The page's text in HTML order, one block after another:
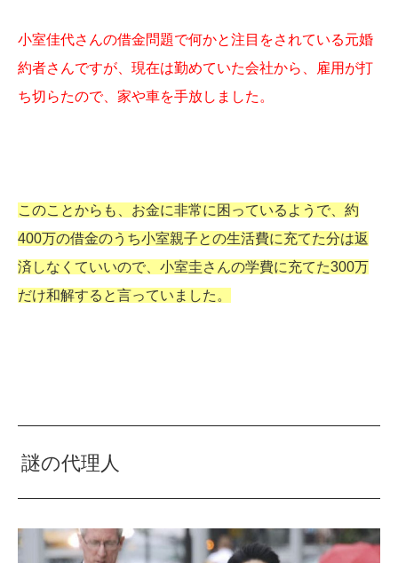
小室佳代さんの借金問題で何かと注目をされている元婚
約者さんですが、現在は勤めていた会社から、雇用が打
ち切らたので、家や車を手放しました。
このことからも、お金に非常に困っているようで、約
400万の借金のうち小室親子との生活費に充てた分は返
済しなくていいので、小室圭さんの学費に充てた300万
だけ和解すると言っていました。
謎の代理人